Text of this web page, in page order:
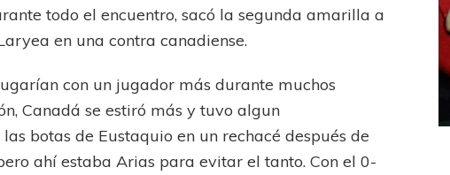
todo el encuentro, sacó la segunda amarilla a
en una contra canadiense.
con un jugador más durante muchos
Canadá se estiró más y tuvo algun
botas de Eustaquio en un rechacé después de
ahí estaba Arias para evitar el tanto. Con el 0-